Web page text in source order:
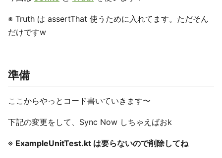
※ Truth は assertThat 使うために入れてます。ただそん
だけですw
準備
ここからやっとコード書いていきます〜
下記の変更をして、Sync Now しちゃえばおk
※ ExampleUnitTest.kt は要らないので削除してね